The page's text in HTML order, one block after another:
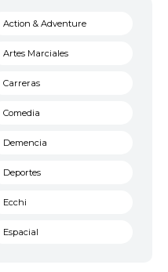
Action & Adventure
Artes Marciales
Carreras
Comedia
Demencia
Deportes
Ecchi
Espacial